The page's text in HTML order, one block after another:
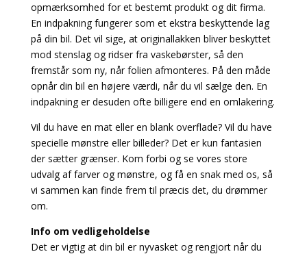
opmærksomhed for et bestemt produkt og dit firma.
En indpakning fungerer som et ekstra beskyttende lag
på din bil. Det vil sige, at originallakken bliver beskyttet
mod stenslag og ridser fra vaskebørster, så den
fremstår som ny, når folien afmonteres. På den måde
opnår din bil en højere værdi, når du vil sælge den. En
indpakning er desuden ofte billigere end en omlakering.
Vil du have en mat eller en blank overflade? Vil du have
specielle mønstre eller billeder? Det er kun fantasien
der sætter grænser. Kom forbi og se vores store
udvalg af farver og mønstre, og få en snak med os, så
vi sammen kan finde frem til præcis det, du drømmer
om.
Info om vedligeholdelse
Det er vigtig at din bil er nyvasket og rengjort når du